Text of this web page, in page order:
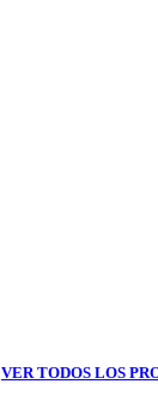
VER TODOS LOS